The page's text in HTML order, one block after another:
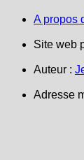
A propos
Site web
Auteur :
Adresse